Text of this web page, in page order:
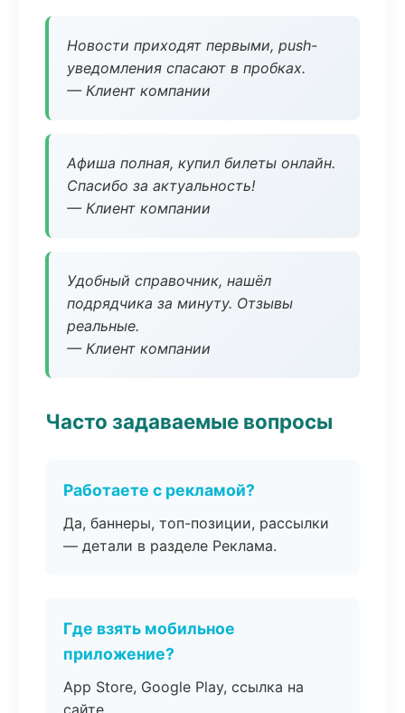
Новости приходят первыми, push-
уведомления спасают в пробках.
— Клиент компании
Афиша полная, купил билеты онлайн.
Спасибо за актуальность!
— Клиент компании
Удобный справочник, нашёл
подрядчика за минуту. Отзывы
реальные.
— Клиент компании
Часто задаваемые вопросы
Работаете с рекламой?
Да, баннеры, топ-позиции, рассылки
— детали в разделе Реклама.
Где взять мобильное
приложение?
App Store, Google Play, ссылка на
сайте.